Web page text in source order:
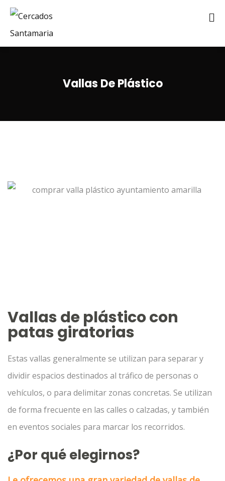
Vallas De Plástico
Vallas de plástico con
patas giratorias
Estas vallas generalmente se utilizan para separar y
dividir espacios destinados al tráfico de personas o
vehículos, o para delimitar zonas concretas. Se utilizan
de forma frecuente en las calles o calzadas, y también
en eventos sociales para marcar los recorridos.
¿Por qué elegirnos?